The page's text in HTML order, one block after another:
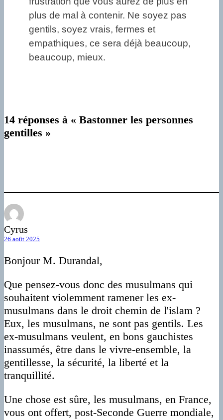
plus de mal à contenir. Ne soyez pas
gentils, soyez vrais, fermes et
empathiques, ce sera déjà beaucoup,
beaucoup, mieux.
14 réponses à « Bastonner les personnes
gentilles »
Cyrus
26 août 2025
Bonjour M. Durandal,
Que pensez-vous donc des musulmans qui
souhaitent violemment ramener les ex-
musulmans dans le droit chemin de l'islam ?
Eux, les musulmans, ne sont pas gentils. Les
ex-musulmans veulent, en bons gauchistes
inassumés, être dans le vivre-ensemble, la
gentillesse, la sécurité, la liberté et la
tranquillité.
Une chose est sûre, les musulmans, en France,
vous ont offert, post-Seconde Guerre mondiale,